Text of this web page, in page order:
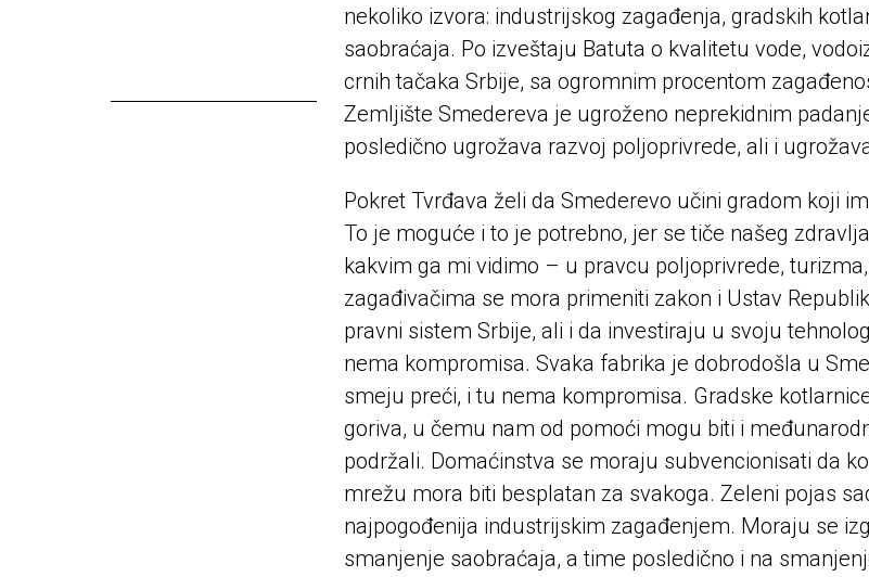
nekoliko izvora: industrijskog zagađenja, gradskih
saobraćaja. Po izveštaju Batuta o kvalitetu vode,
crnih tačaka Srbije, sa ogromnim procentom
Zemljište Smedereva je ugroženo neprekidnim
posledično ugrožava razvoj poljoprivrede, ali i
Pokret Tvrđava želi da Smederevo učini gradom koji
To je moguće i to je potrebno, jer se tiče našeg
kakvim ga mi vidimo – u pravcu poljoprivrede,
zagađivačima se mora primeniti zakon i Ustav
pravni sistem Srbije, ali i da investiraju u svoju
nema kompromisa. Svaka fabrika je dobrodošla u
smeju preći, i tu nema kompromisa. Gradske
goriva, u čemu nam od pomoći mogu biti i
podržali. Domaćinstva se moraju subvencionisati da
mrežu mora biti besplatan za svakoga. Zeleni pojas
najpogođenija industrijskim zagađenjem. Moraju se
smanjenje saobraćaja, a time posledično i na